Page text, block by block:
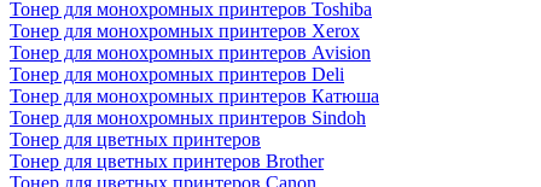
Тонер для монохромных принтеров Toshiba
Тонер для монохромных принтеров Xerox
Тонер для монохромных принтеров Avision
Тонер для монохромных принтеров Deli
Тонер для монохромных принтеров Катюша
Тонер для монохромных принтеров Sindoh
Тонер для цветных принтеров
Тонер для цветных принтеров Brother
Тонер для цветных принтеров Canon